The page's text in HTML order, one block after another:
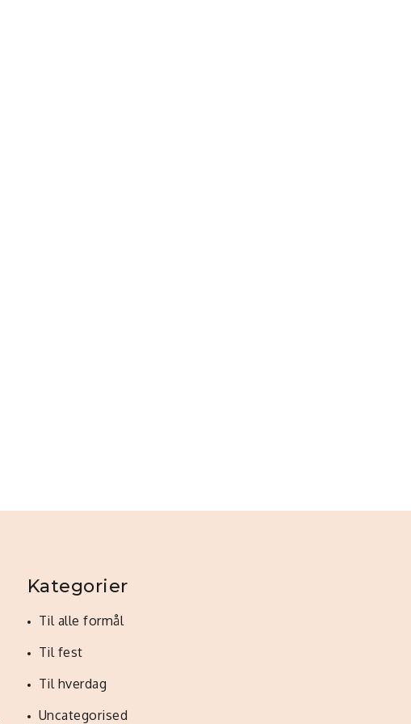
Kategorier
Til alle formål
Til fest
Til hverdag
Uncategorised